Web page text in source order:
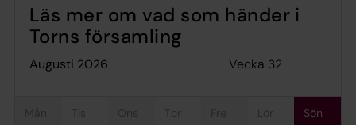
Läs mer om vad som händer i
Torns församling
augusti 2026 Vecka 32
tis tor lör sön